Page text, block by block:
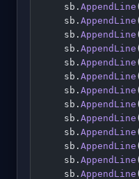
    sb.
AppendLine
    sb.
AppendLine
    sb.
AppendLine
    sb.
AppendLine
    sb.
AppendLine
    sb.
AppendLine
    sb.
AppendLine
    sb.
AppendLine
    sb.
AppendLine
    sb.
AppendLine
    sb.
AppendLine
    sb.
AppendLine
    sb.
AppendLine